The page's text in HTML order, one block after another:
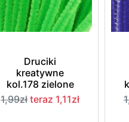
Druciki
kreatywne
kol.178 zielone
1,99zł teraz 1,11zł